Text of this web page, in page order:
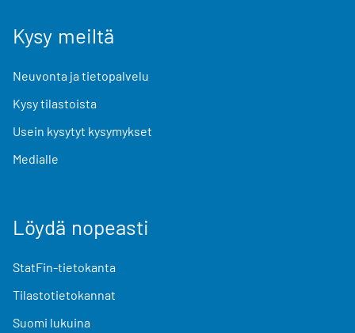
Kysy meiltä
Neuvonta ja tietopalvelu
Kysy tilastoista
Usein kysytyt kysymykset
Medialle
Löydä nopeasti
StatFin-tietokanta
Tilastotietokannat
Suomi lukuina